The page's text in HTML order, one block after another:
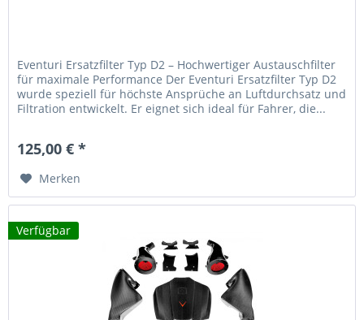
Eventuri Ersatzfilter Typ D2 – Hochwertiger Austauschfilter
für maximale Performance Der Eventuri Ersatzfilter Typ D2
wurde speziell für höchste Ansprüche an Luftdurchsatz und
Filtration entwickelt. Er eignet sich ideal für Fahrer, die...
125,00 € *
Merken
Verfügbar